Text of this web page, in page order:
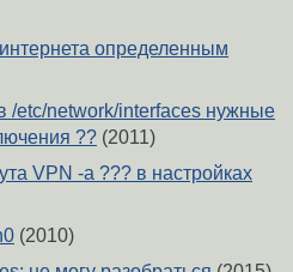
определенным
/etc/network/interfaces нужные
?? (2011)
VPN -a ??? в настройках
(2010)